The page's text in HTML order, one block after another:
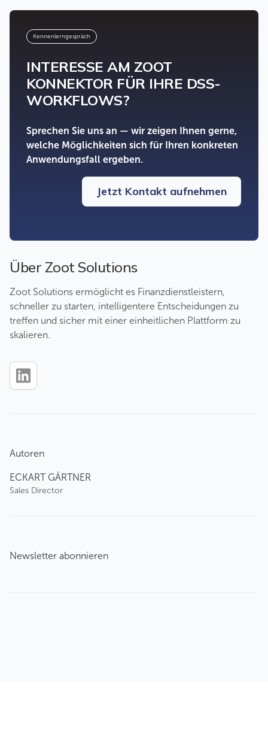
Kennenlerngespräch
INTERESSE AM ZOOT
KONNEKTOR FÜR IHRE DSS-
WORKFLOWS?
Sprechen Sie uns an — wir zeigen Ihnen gerne,
welche Möglichkeiten sich für Ihren konkreten
Anwendungsfall ergeben.
Jetzt Kontakt aufnehmen
Über Zoot Solutions
Zoot Solutions ermöglicht es Finanzdienstleistern,
schneller zu starten, intelligentere Entscheidungen zu
treffen und sicher mit einer einheitlichen Plattform zu
skalieren.
Autoren
ECKART GÄRTNER
Sales Director
Newsletter abonnieren